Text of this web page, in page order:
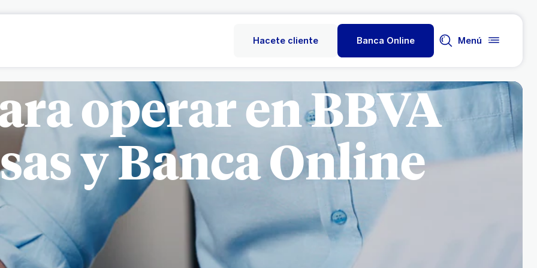
Hacete cliente Banca Online Menú
operar en BBVA
y Banca Online